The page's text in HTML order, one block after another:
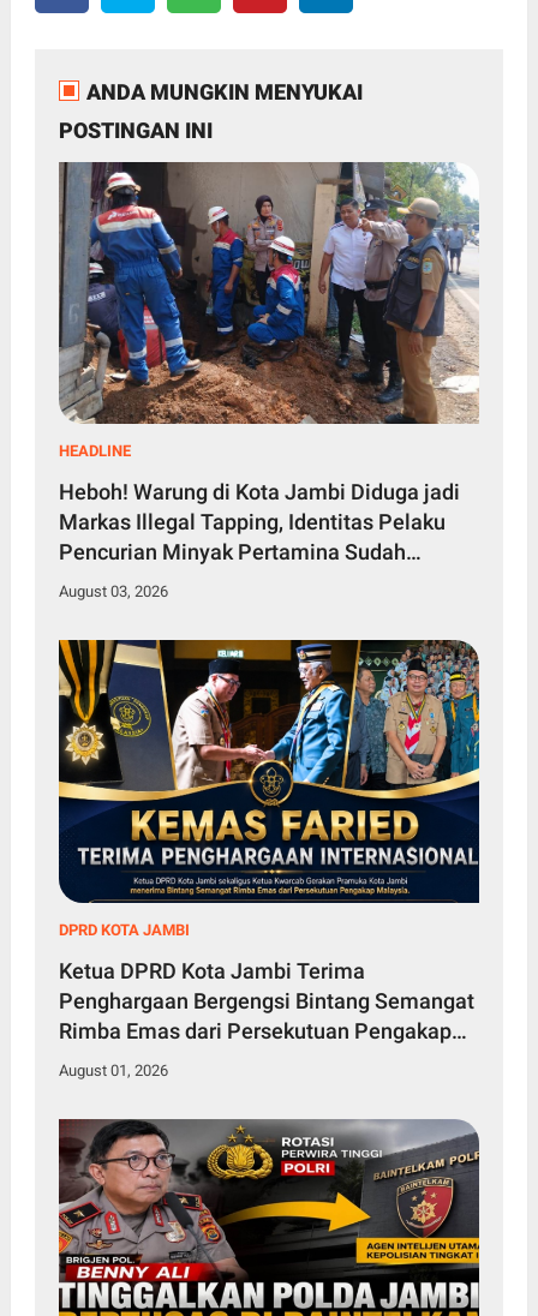
ANDA MUNGKIN MENYUKAI
POSTINGAN INI
HEADLINE
Heboh! Warung di Kota Jambi Diduga jadi
Markas Illegal Tapping, Identitas Pelaku
Pencurian Minyak Pertamina Sudah
Diketahui
August 03, 2026
DPRD KOTA JAMBI
Ketua DPRD Kota Jambi Terima
Penghargaan Bergengsi Bintang Semangat
Rimba Emas dari Persekutuan Pengakap
Malaysia
August 01, 2026